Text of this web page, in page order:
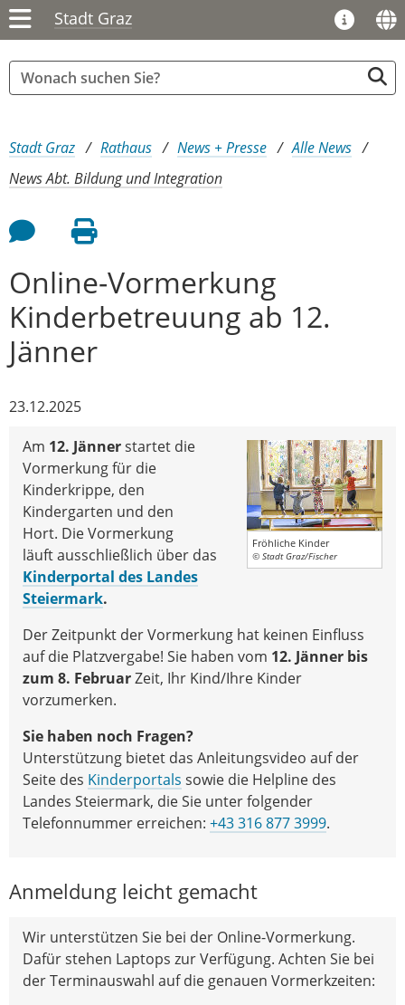
Stadt Graz
Sie sind hier:
Stadt Graz Rathaus News + Presse
Alle News
News Abt. Bildung und Integration
Feedback an Autor
Seite drucken
Online-Vormerkung
Kinderbetreuung ab 12.
Jänner
23.12.2025
Fröhliche Kinder
© Stadt Graz/Fischer
Am 12. Jännerstartet die
Vormerkung für die
Kinderkrippe, den
Kindergarten und den
Hort. Die Vormerkung
läuft ausschließlich über das
Kinderportal des Landes
Steiermark.
Der Zeitpunkt der Vormerkung hat keinen Einfluss
auf die Platzvergabe! Sie haben vom 12. Jänner bis
zum 8. FebruarZeit, Ihr Kind/Ihre Kinder
vorzumerken.
Sie haben noch Fragen?
Unterstützung bietet das Anleitungsvideo auf der
Seite des Kinderportals sowie die Helpline des
Landes Steiermark, die Sie unter folgender
Telefonnummer erreichen: +43 316 877 3999.
Anmeldung leicht gemacht
Wir unterstützen Sie bei der Online-Vormerkung.
Dafür stehen Laptops zur Verfügung. Achten Sie bei
der Terminauswahl auf die genauen Vormerkzeiten: